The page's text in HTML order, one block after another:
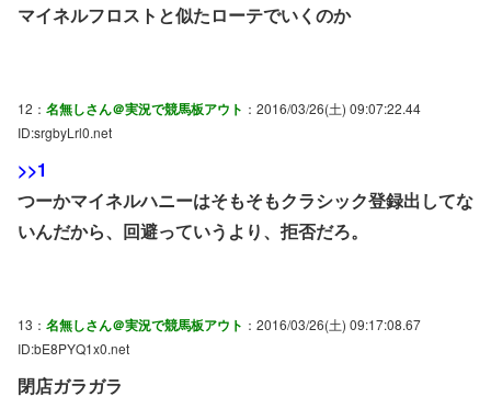
マイネルフロストと似たローテでいくのか
12： 名無しさん＠実況で競馬板アウト ：2016/03/26(土) 09:07:22.44
ID:srgbyLrl0.net
>>1
つーかマイネルハニーはそもそもクラシック登録出してな
いんだから、回避っていうより、拒否だろ。
13： 名無しさん＠実況で競馬板アウト ：2016/03/26(土) 09:17:08.67
ID:bE8PYQ1x0.net
閉店ガラガラ